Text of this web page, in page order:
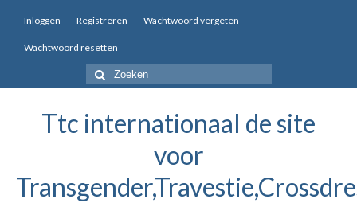
Inloggen Registreren Wachtwoord vergeten
Wachtwoord resetten
Zoek
naar:
Ttc internationaal de site
voor